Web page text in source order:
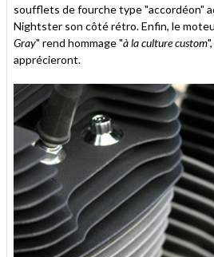
soufflets de fourche type "accordéon"
Nightster son côté rétro. Enfin, le
Gray" rend hommage "à la culture custom
apprécieront.